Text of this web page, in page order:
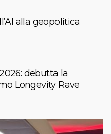
alla geopolitica
debutta la
Longevity Rave